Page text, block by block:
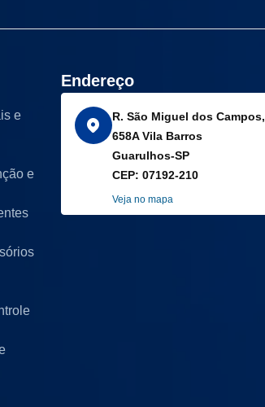
e
e
Endereço
R. São Miguel dos Campos,
658A Vila Barros
Guarulhos-SP
CEP: 07192-210
Veja no mapa